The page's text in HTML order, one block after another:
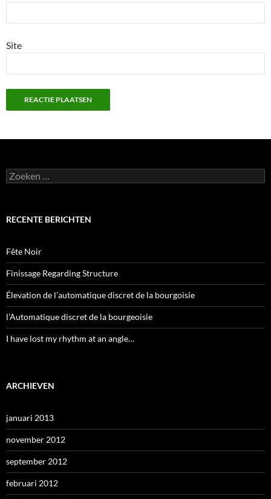
Site
Zoeken
naar:
RECENTE BERICHTEN
Fête Noir
Finissage Regarding Structure
Élevation de l’automatique discret de la bourgoisie
l’Automatique discret de la bourgeoisie
I have lost my rhythm at an angle…
ARCHIEVEN
januari 2013
november 2012
september 2012
februari 2012